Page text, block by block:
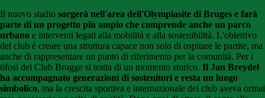
Il nuovo stadio sorgerà nell'area dell'Olympiasite di Bruges e farà
parte di un progetto più ampio che comprende anche un parco
urbano e interventi legati alla mobilità e alla sostenibilità. L'obiettivo
del club è creare una struttura capace non solo di ospitare le partite, ma
anche di rappresentare un punto di riferimento per la comunità. Per i
tifosi del Club Brugge si tratta di un momento storico. Il Jan Breydel
ha accompagnato generazioni di sostenitori e resta un luogo
simbolico, ma la crescita sportiva e internazionale del club aveva ormai